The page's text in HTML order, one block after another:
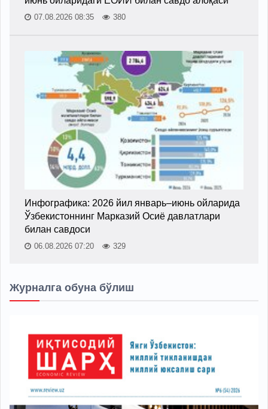
07.08.2026 08:35 380
Инфографика: 2026 йил январь–июнь ойларида
Ўзбекистоннинг Марказий Осиё давлатлари
билан савдоси
06.08.2026 07:20 329
Журналга обуна бўлиш